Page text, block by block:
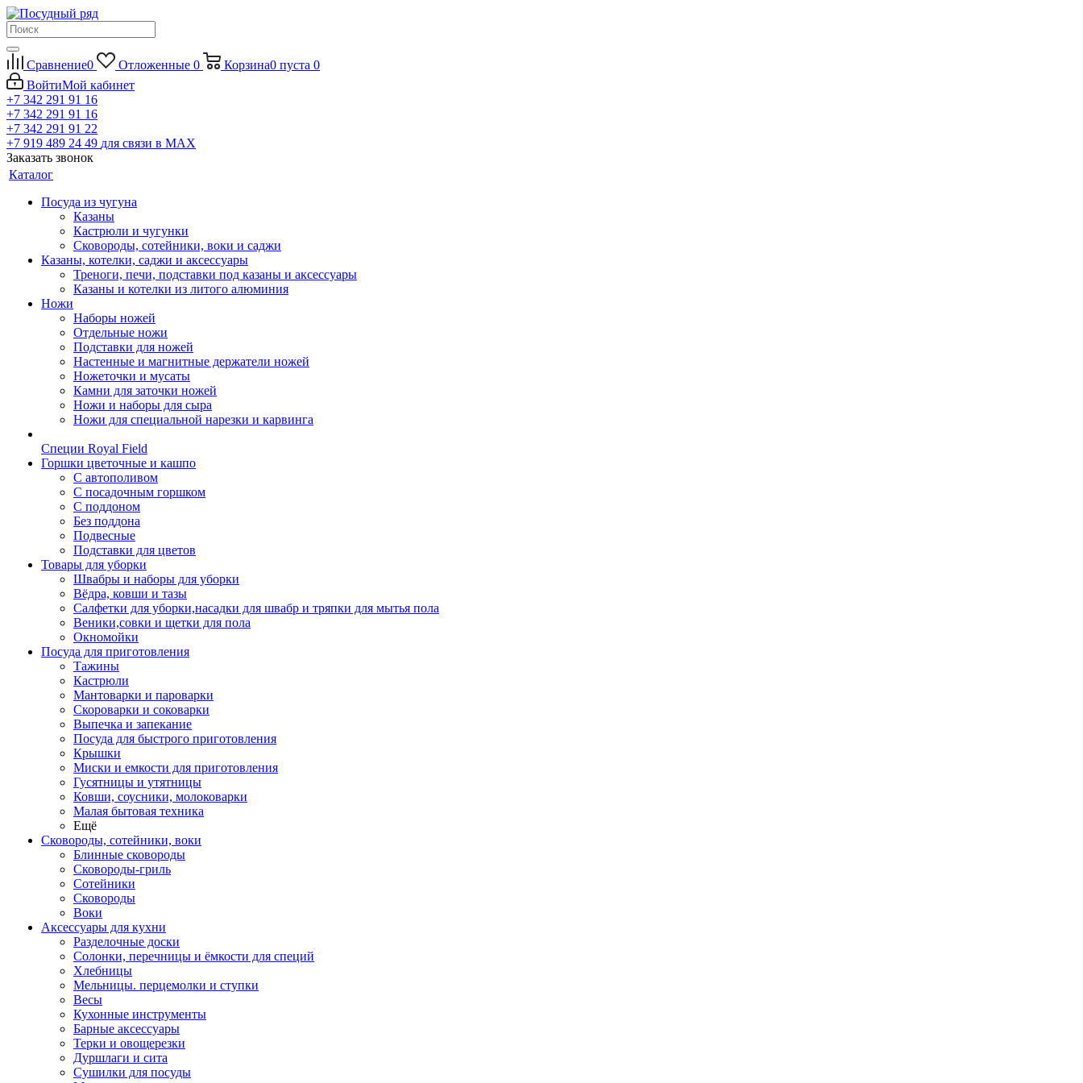
Сравнение0 Отложенные 0 Корзина0 пуста 0
ВойтиМой кабинет
+7 342 291 91 16
+7 342 291 91 16
+7 342 291 91 22
+7 919 489 24 49 для связи в МАХ
Заказать звонок
Каталог
Посуда из чугуна
Казаны
Кастрюли и чугунки
Сковороды, сотейники, воки и саджи
Казаны, котелки, саджи и аксессуары
Треноги, печи, подставки под казаны и аксессуары
Казаны и котелки из литого алюминия
Ножи
Наборы ножей
Отдельные ножи
Подставки для ножей
Настенные и магнитные держатели ножей
Ножеточки и мусаты
Камни для заточки ножей
Ножи и наборы для сыра
Ножи для специальной нарезки и карвинга
Специи Royal Field
Горшки цветочные и кашпо
С автополивом
С посадочным горшком
С поддоном
Без поддона
Подвесные
Подставки для цветов
Товары для уборки
Швабры и наборы для уборки
Вёдра, ковши и тазы
Салфетки для уборки,насадки для швабр и тряпки для мытья пола
Веники,совки и щетки для пола
Окномойки
Посуда для приготовления
Тажины
Кастрюли
Мантоварки и пароварки
Скороварки и соковарки
Выпечка и запекание
Посуда для быстрого приготовления
Крышки
Миски и емкости для приготовления
Гусятницы и утятницы
Ковши, соусники, молоковарки
Малая бытовая техника
Ещё
Сковороды, сотейники, воки
Блинные сковороды
Сковороды-гриль
Сотейники
Сковороды
Воки
Аксессуары для кухни
Разделочные доски
Солонки, перечницы и ёмкости для специй
Хлебницы
Мельницы. перцемолки и ступки
Весы
Кухонные инструменты
Барные аксессуары
Терки и овощерезки
Дуршлаги и сита
Сушилки для посуды